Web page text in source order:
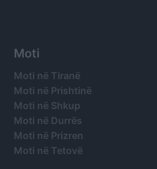
Moti
Moti në Tiranë
Moti në Prishtinë
Moti në Shkup
Moti në Durrës
Moti në Prizren
Moti në Tetovë